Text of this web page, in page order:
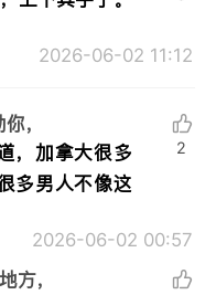
2026-06-02 11:12
，
，加拿大很多
多男人不像这
2026-06-02 00:57
2
方，